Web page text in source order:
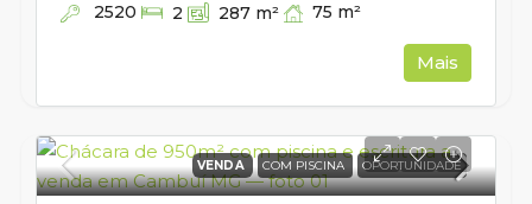
2520 2 287 m² 75 m²
Mais
VENDA COM PISCINA OPORTUNIDADE